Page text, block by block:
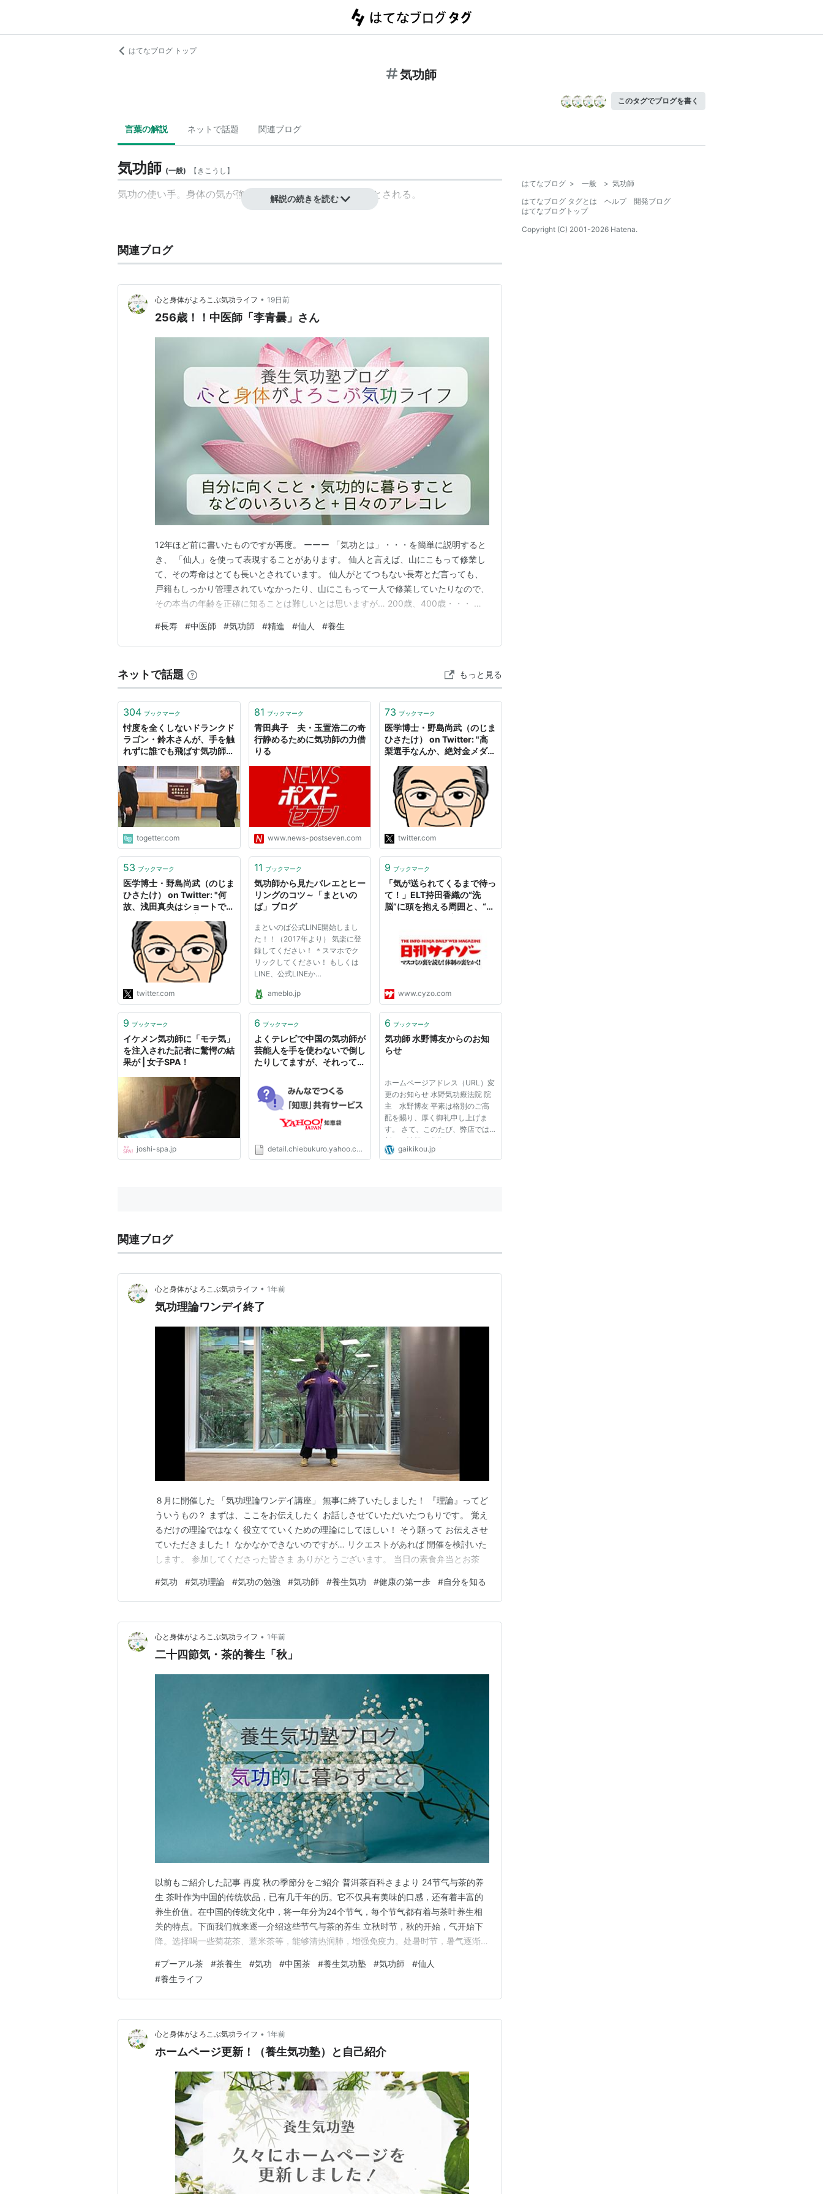
はてなブログ トップ
気功師
このタグでブログを書く
言葉の解説 ネットで話題 関連ブログ
気功師 (一般) 【 きこうし 】
気功の使い手。身体の気が強く 外気功を行うことが出来るとされる。
解説の続きを読む
関連ブログ
心と身体がよろこぶ気功ライフ • 19日前
256歳！！中医師「李青曇」さん
12年ほど前に書いたものですが再度。 ーーー 「気功とは」・・・を簡単に説明すると
き、 「仙人」を使って表現することがあります。 仙人と言えば、山にこもって修業し
て、その寿命はとても長いとされています。 仙人がとてつもない長寿とだ言っても、
戸籍もしっかり管理されていなかったり、山にこもって一人で修業していたりなので、
その本当の年齢を正確に知ることは難しいとは思いますが… 200歳、400歳・・・ そ
んだか、納得できちゃうんですよね。 今日は、256歳まで生きたとされている中医師
「李青曇」さんの話。 1677年四…
#長寿 #中医師 #気功師 #精進 #仙人 #養生
ネットで話題 もっと見る
304 ブックマーク
忖度を全くしないドランクド
ラゴン・鈴木さんが、手を触
れずに誰でも飛ばす気功師と
天国
togetter.com
81 ブックマーク
青田典子 夫・玉置浩二の奇
行静めるために気功師の力借
りる
www.news-postseven.com
73 ブックマーク
医学博士・野島尚武（のじま
ひさたけ） on Twitter: "高
梨選手なんか、絶対金メダル
で、浅田選手を調べるのと同
じ手技で、誰が妨害テラヘル
ツ電磁波を出したか、みてみ
た。台湾のある気功師であっ
た。何故、個人が切磋琢磨し
て磨き上げた技術をスポイル
するのか分らない。反日なの
は分るだが、スポーツにはア
ンフェアーは禁。再掲"
twitter.com
53 ブックマーク
医学博士・野島尚武（のじま
ひさたけ） on Twitter: "何
故、浅田真央はショートで失
させられた。テラヘルツ電磁
波は念力であり、気功である
から、気功の大家なら、それ
が可能なのでだ。しかし、そ
れを実行するとは私は思わな
かった。韓国系の気功師が犯
人。今後、国際試合に関わら
ず、競技においてフェアー性
をどう保つか？再掲"
twitter.com
11 ブックマーク
気功師から見たバレエとヒー
リングのコツ～「まといの
ば」ブログ
まといのば公式LINE開始しまし
た！！（2017年より） 気楽に登
録してください！ ＊スマホでク
リックしてください！ もしくは
LINE、公式LINEか
含む）で検索していただくと見つ
きたので、急ぎ配信をしたのです
が、急な御案内にも関わらず、常
時100名近い方々にお...
ameblo.jp
9 ブックマーク
「気が送られてくるまで待っ
て！」ELT持田香織の“洗
脳”に頭を抱える周囲と、“気
www.cyzo.com
9 ブックマーク
イケメン気功師に「モテ気」
を注入された記者に驚愕の結
果が | 女子SPA！
joshi-spa.jp
6 ブックマーク
よくテレビで中国の気功師が
芸能人を手を使わないで倒し
たりしてますが、それってト
- 芸能人は気に操られてい...
- Yahoo!知恵袋
detail.chiebukuro.yahoo.co.jp
6 ブックマーク
気功師 水野博友からのお知
らせ
ホームページアドレス（URL）変
更のお知らせ 水野気功療法院 院
主 水野博友 平素は格別のご高
配を賜り、厚く御礼申し上げま
す。 さて、このたび、弊店では
新たに情報を発信するホームペー
ジを一新いたしました。 これに
gaikikou.jp
関連ブログ
心と身体がよろこぶ気功ライフ • 1年前
気功理論ワンデイ終了
８月に開催した 「気功理論ワンデイ講座」 無事に終了いたしました！ 『理論』ってど
ういうもの？ まずは、ここをお伝えしたく お話しさせていただいたつもりです。 覚え
るだけの理論ではなく 役立てていくための理論にしてほしい！ そう願って お伝えさせ
ていただきました！ なかなかできないのですが… リクエストがあれば 開催を検討いた
します。 参加してくださった皆さま ありがとうございます。 当日の素食弁当とお茶
#気功 #気功理論 #気功の勉強 #気功師 #養生気功 #健康の第一歩 #自分を知る
心と身体がよろこぶ気功ライフ • 1年前
二十四節気・茶的養生「秋」
以前もご紹介した記事 再度 秋の季節分をご紹介 普洱茶百科さまより 24节气与茶的养
生 茶叶作为中国的传统饮品，已有几千年的历。它不仅具有美味的口感，还有着丰富的
养生价值。在中国的传统文化中，将一年分为24个节气，每个节气都有着与茶叶养生相
关的特点。下面我们就来逐一介绍这些节气与茶的养生 立秋时节，秋的开始，气开始下
降。选择喝一些菊花茶、薏米茶等，能够清热润肺，增强免疫力。处暑时节，暑气逐渐消
白露时节，气进一步下降，人们容易感冒。可以选择一些桔普等茶来保暖，增强抵抗力，
抵御寒气。秋分是秋的中期，此时昼夜时间相等，气适…
#プーアル茶 #茶養生 #気功 #中国茶 #養生気功塾 #気功師 #仙人
#養生ライフ
心と身体がよろこぶ気功ライフ • 1年前
ホームページ更新！（養生気功塾）と自己紹介
はてなブログ > 一般 > 気功師
はてなブログ タグとは
ヘルプ
開発ブログ
はてなブログトップ
Copyright (C) 2001-2026 Hatena.